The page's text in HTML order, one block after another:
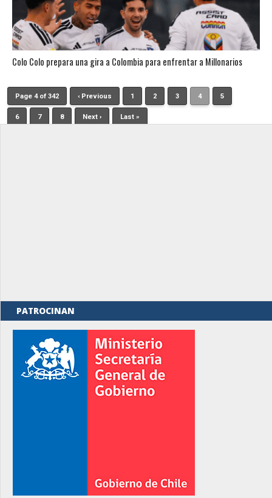
Colo Colo prepara una gira a Colombia para enfrentar a Millonarios
Page 4 of 342 ‹ Previous 1 2 3 4 5
6 7 8 Next › Last »
PATROCINAN